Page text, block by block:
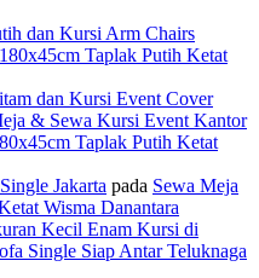
dan Kursi Arm Chairs
Taplak Putih Ketat
dan Kursi Event Cover
& Sewa Kursi Event Kantor
Taplak Putih Ketat
Jakarta pada Sewa Meja
Wisma Danantara
Kecil Enam Kursi di
Single Siap Antar Teluknaga